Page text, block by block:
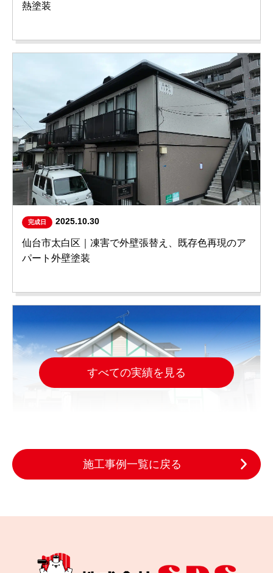
熱塗装
完成日 2025.10.30
仙台市太白区｜凍害で外壁張替え、既存色再現のア
パート外壁塗装
すべての実績を見る
施工事例一覧に戻る